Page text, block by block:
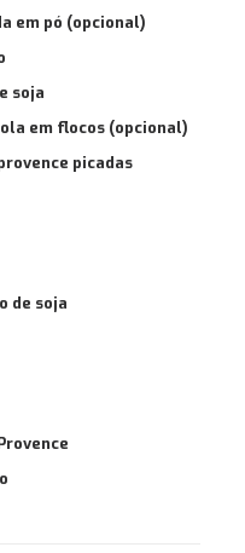
em pó (opcional)
soja
em flocos (opcional)
picadas
de soja